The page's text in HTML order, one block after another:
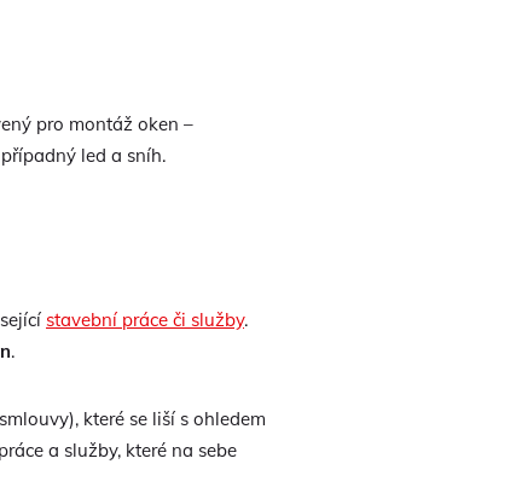
pro montáž oken –
led a sníh.
stavební práce či služby.
.
které se liší s ohledem
a služby, které na sebe